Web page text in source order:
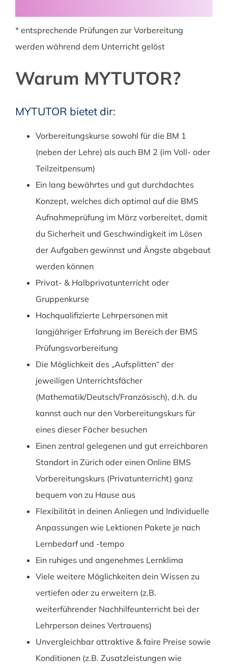
* entsprechende Prüfungen zur Vorbereitung
werden während dem Unterricht gelöst
Warum MYTUTOR?
MYTUTOR bietet dir:
Vorbereitungskurse sowohl für die BM 1
(neben der Lehre) als auch BM 2 (im Voll- oder
Teilzeitpensum)
Ein lang bewährtes und gut durchdachtes
Konzept, welches dich optimal auf die BMS
Aufnahmeprüfung im März vorbereitet, damit
du Sicherheit und Geschwindigkeit im Lösen
der Aufgaben gewinnst und Ängste abgebaut
werden können
Privat- & Halbprivatunterricht oder
Gruppenkurse
Hochqualifizierte Lehrpersonen mit
langjähriger Erfahrung im Bereich der BMS
Prüfungsvorbereitung
Die Möglichkeit des „Aufsplitten“ der
jeweiligen Unterrichtsfächer
(Mathematik/Deutsch/Französisch), d.h. du
kannst auch nur den Vorbereitungskurs für
eines dieser Fächer besuchen
Einen zentral gelegenen und gut erreichbaren
Standort in Zürich oder einen Online BMS
Vorbereitungskurs (Privatunterricht) ganz
bequem von zu Hause aus
Flexibilität in deinen Anliegen und Individuelle
Anpassungen wie Lektionen Pakete je nach
Lernbedarf und -tempo
Ein ruhiges und angenehmes Lernklima
Viele weitere Möglichkeiten dein Wissen zu
vertiefen oder zu erweitern (z.B.
weiterführender Nachhilfeunterricht bei der
Lehrperson deines Vertrauens)
Unvergleichbar attraktive & faire Preise sowie
Konditionen (z.B. Zusatzleistungen wie